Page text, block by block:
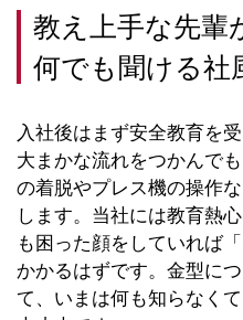
教え上手な先輩
何でも聞ける社
入社後はまず安全教育を
大まかな流れをつかんで
の着脱やプレス機の操作
します。当社には教育熱
も困った顔をしていれば
かかるはずです。金型に
て、いまは何も知らなく